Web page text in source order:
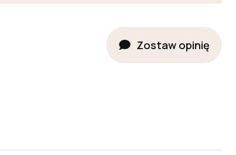
Zostaw opinię